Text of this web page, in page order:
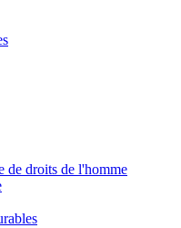
de droits de l'homme